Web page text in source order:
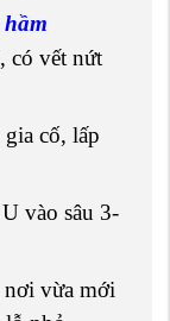
có vết nứt
cố, lấp
vào sâu 3-
nơi vừa mới